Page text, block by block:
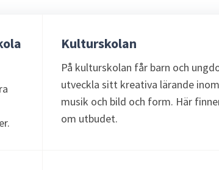
Kulturskolan
På kulturskolan får barn och
utveckla sitt kreativa lärande
musik och bild och form. Här
om utbudet.